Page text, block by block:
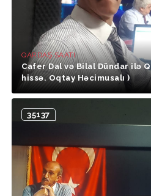
QARDAŞ SAATI
Cafer Dal və Bilal Dündar ilə
hissə. Oqtay Həcimusalı )
35137